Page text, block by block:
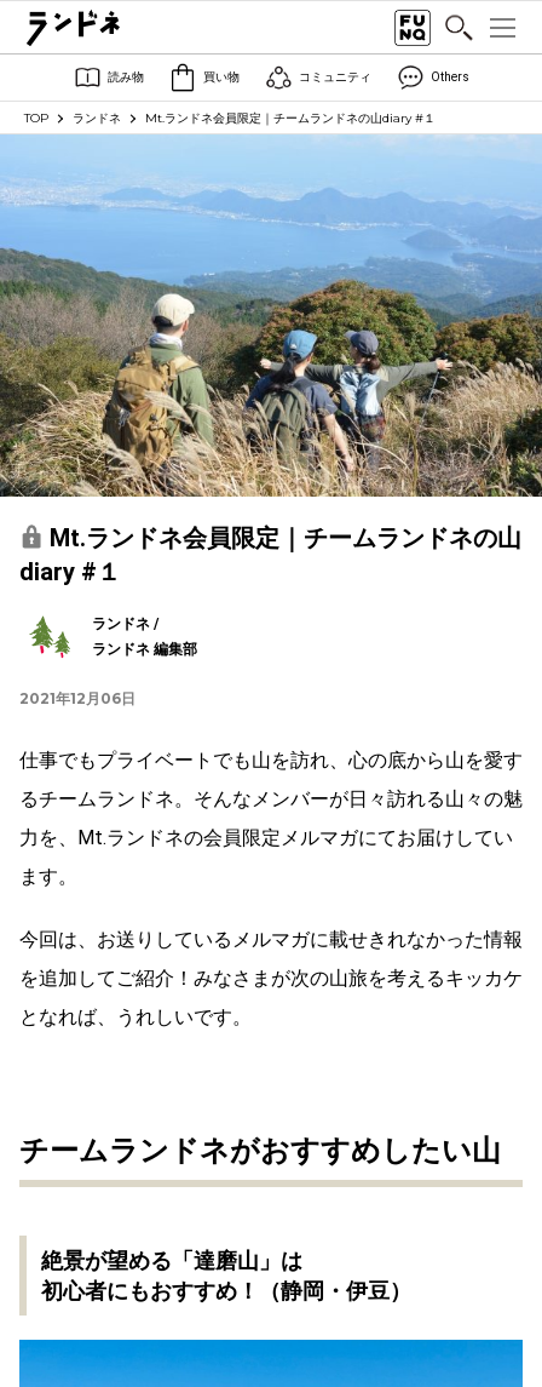
読み物 買い物 コミュニティ Others
TOP ランドネ Mt.ランドネ会員限定｜チームランドネの山diary #１
Mt.ランドネ会員限定｜チームランドネの山
diary #１
ランドネ /
ランドネ 編集部
2021年12月06日
仕事でもプライベートでも山を訪れ、心の底から山を愛す
るチームランドネ。そんなメンバーが日々訪れる山々の魅
力を、Mt.ランドネの会員限定メルマガにてお届けしてい
ます。
今回は、お送りしているメルマガに載せきれなかった情報
を追加してご紹介！みなさまが次の山旅を考えるキッカケ
となれば、うれしいです。
チームランドネがおすすめしたい山
絶景が望める「達磨山」は
初心者にもおすすめ！（静岡・伊豆）